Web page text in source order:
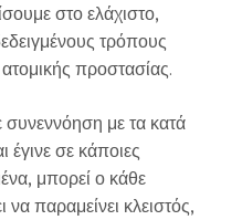
στο ελάχιστο,
τρόπους
προστασίας.
συνεννόηση με τα κατά
σε κάποιες
μπορεί ο κάθε
παραμείνει κλειστός,